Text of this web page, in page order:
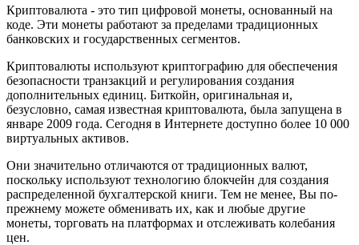
Криптовалюта - это тип цифровой монеты, основанный на
коде. Эти монеты работают за пределами традиционных
банковских и государственных сегментов.
Криптовалюты используют криптографию для обеспечения
безопасности транзакций и регулирования создания
дополнительных единиц. Биткойн, оригинальная и,
безусловно, самая известная криптовалюта, была запущена в
январе 2009 года. Сегодня в Интернете доступно более 10 000
виртуальных активов.
Они значительно отличаются от традиционных валют,
поскольку используют технологию блокчейн для создания
распределенной бухгалтерской книги. Тем не менее, Вы по-
прежнему можете обменивать их, как и любые другие
монеты, торговать на платформах и отслеживать колебания
цен.